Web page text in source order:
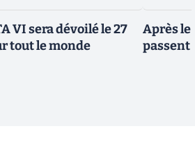
VI sera dévoilé le 27
tout le monde
Après le
passent